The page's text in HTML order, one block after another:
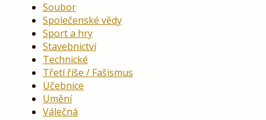
Soubor
Společenské vědy
Sport a hry
Stavebnictví
Technické
Třetí říše / Fašismus
Učebnice
Umění
Válečná